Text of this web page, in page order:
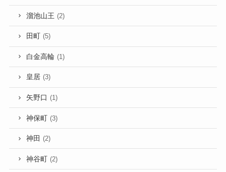
溜池山王 (2)
田町 (5)
白金高輪 (1)
皇居 (3)
矢野口 (1)
神保町 (3)
神田 (2)
神谷町 (2)